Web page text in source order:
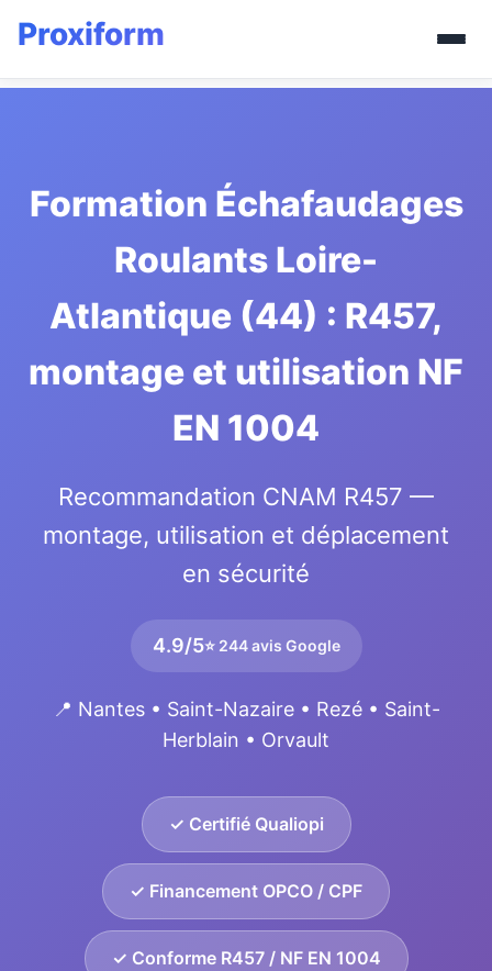
Formation Échafaudages
Roulants Loire-
Atlantique (44) : R457,
montage et utilisation NF
EN 1004
Recommandation CNAM R457 —
montage, utilisation et déplacement
en sécurité
4.9/5⭐ 244 avis Google
📍 Nantes • Saint-Nazaire • Rezé • Saint-
Herblain • Orvault
✓ Certifié Qualiopi
✓ Financement OPCO / CPF
✓ Conforme R457 / NF EN 1004